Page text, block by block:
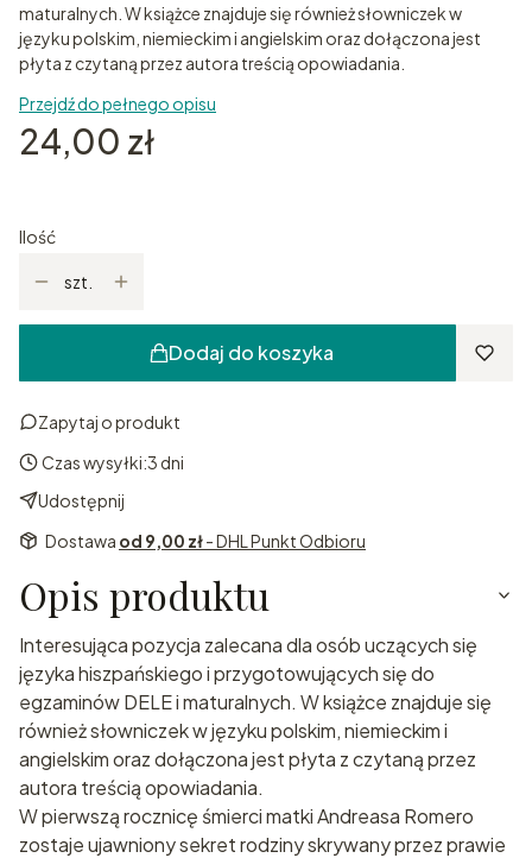
maturalnych. W książce znajduje się również słowniczek w
języku polskim, niemieckim i angielskim oraz dołączona jest
płyta z czytaną przez autora treścią opowiadania.
Przejdź do pełnego opisu
Cena
24,00 zł
Ilość
szt.
Dodaj do koszyka
Zapytaj o produkt
Czas wysyłki:3 dni
Udostępnij
Dostawa od 9,00 zł- DHL Punkt Odbioru
Opis produktu
Interesująca pozycja zalecana dla osób uczących się
języka hiszpańskiego i przygotowujących się do
egzaminów DELE i maturalnych. W książce znajduje się
również słowniczek w języku polskim, niemieckim i
angielskim oraz dołączona jest płyta z czytaną przez
autora treścią opowiadania.
W pierwszą rocznicę śmierci matki Andreasa Romero
zostaje ujawniony sekret rodziny skrywany przez prawie